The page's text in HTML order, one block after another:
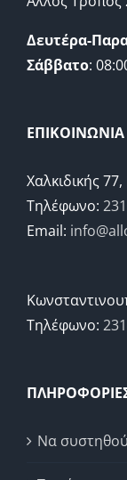
Δευτέρα-
Σάββατο:
ΕΠΙΚΟΙΝΩΝΙΑ
Χαλκιδικής
Τηλέφωνο:
Email:
Τηλέφωνο:
Να